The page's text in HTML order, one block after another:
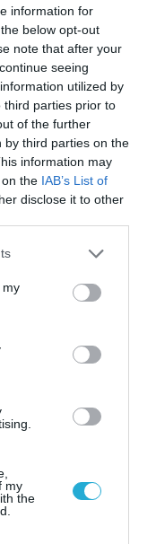
information for
below opt-out
note that after your
seeing
utilized by
third parties prior to
of the further
by third parties on the
information may
the IAB’s List of
disclose it to other
or more Google
You may click to
third-party tags to
in below Google
my
my
the
στην
χώρους